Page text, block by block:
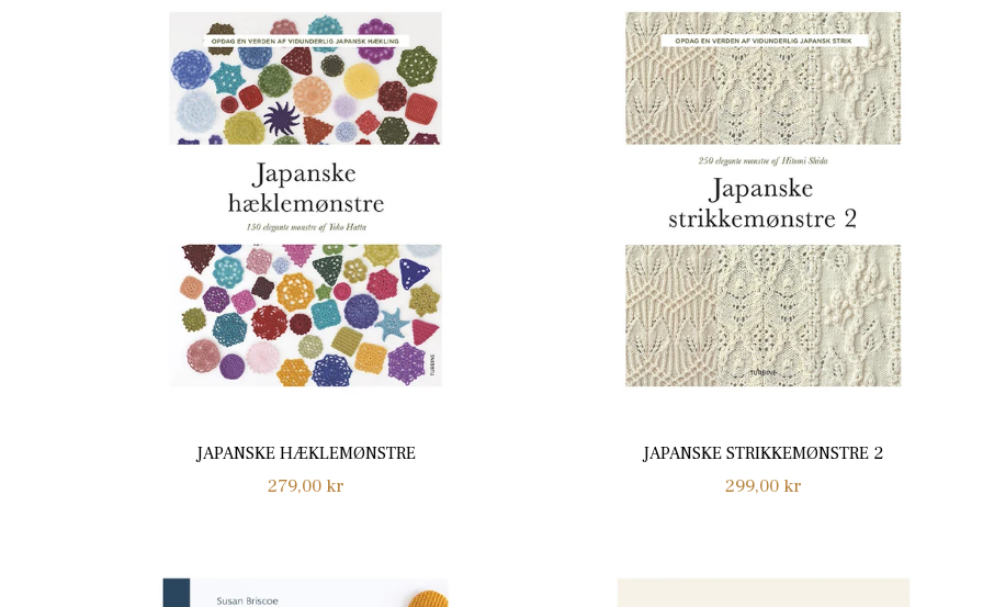
JAPANSKE HÆKLEMØNSTRE
Normalpris
279,00 kr
JAPANSKE STRIKKEMØNSTRE 2
Normalpris
299,00 kr